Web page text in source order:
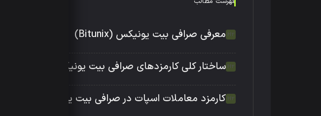
معرفی صرافی بیت یونیکس (Bitunix)
ساختار کلی کارمزدهای صرافی بیت یونیکس
کارمزد معاملات اسپات در صرافی بیت یونیکس